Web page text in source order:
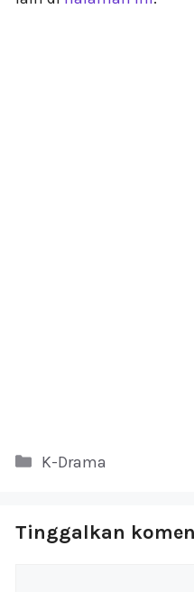
Kategori
K-Drama
Tinggalkan